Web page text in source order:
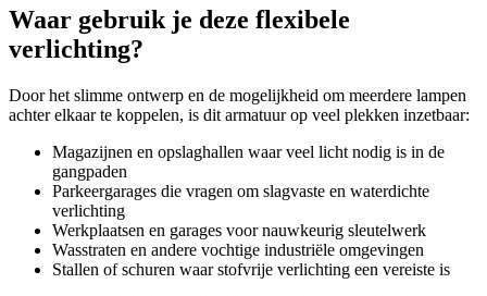
Waar gebruik je deze flexibele
verlichting?
Door het slimme ontwerp en de mogelijkheid om meerdere lampen
achter elkaar te koppelen, is dit armatuur op veel plekken inzetbaar:
Magazijnen en opslaghallen waar veel licht nodig is in de
gangpaden
Parkeergarages die vragen om slagvaste en waterdichte
verlichting
Werkplaatsen en garages voor nauwkeurig sleutelwerk
Wasstraten en andere vochtige industriële omgevingen
Stallen of schuren waar stofvrije verlichting een vereiste is